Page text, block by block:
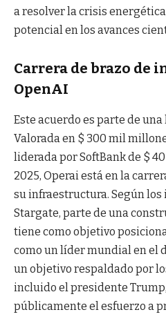
a resolver la crisis
potencial en los avances
Carrera de brazo de
OpenAI
Este acuerdo es parte de
Valorada en $ 300 mil
liderada por SoftBank de $
2025, Operai está en la
su infraestructura. Según los
Stargate, parte de una
tiene como objetivo
como un líder mundial en el
un objetivo respaldado por
incluido el presidente
públicamente el esfuerzo a